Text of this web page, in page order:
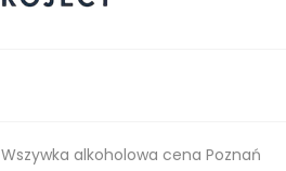
Wszywka alkoholowa cena Poznań